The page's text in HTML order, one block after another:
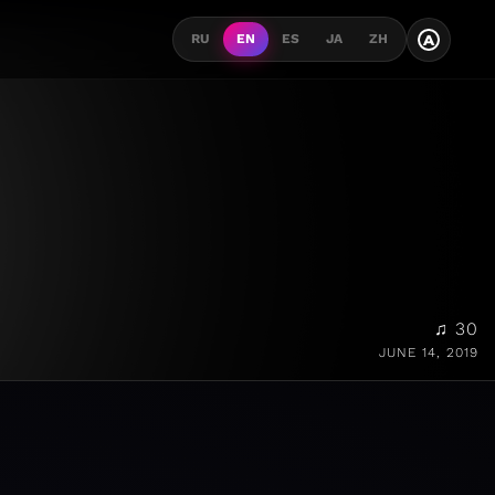
RU EN ES JA ZH A
♫ 30
JUNE 14, 2019